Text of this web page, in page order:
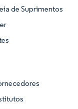
de Suprimentos